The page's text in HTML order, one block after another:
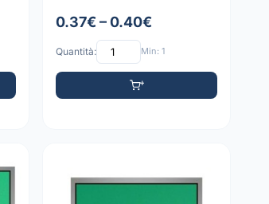
0.37€ – 0.40€
Quantità: Min: 1